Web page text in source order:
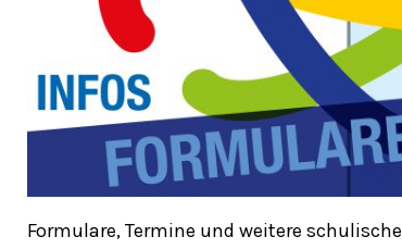
Formulare, Termine und weitere schulische